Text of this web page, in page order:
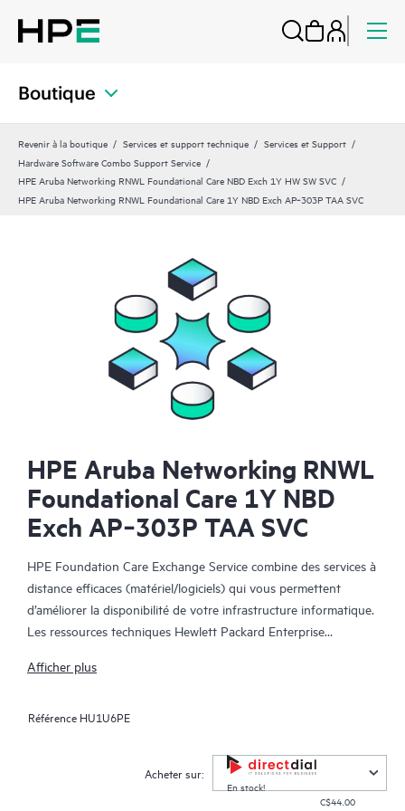
Boutique
Revenir à la boutique Services et support technique
Services et Support
Hardware Software Combo Support Service
HPE Aruba Networking RNWL Foundational Care NBD Exch 1Y HW SW SVC
HPE Aruba Networking RNWL Foundational Care 1Y NBD Exch AP‑303P TAA SVC
HPE Aruba Networking RNWL
Foundational Care 1Y NBD
Exch AP‑303P TAA SVC
HPE Foundation Care Exchange Service combine des services à
distance efficaces (matériel/logiciels) qui vous permettent
d’améliorer la disponibilité de votre infrastructure informatique.
Les ressources techniques Hewlett Packard Enterprise
problèmes matériels et logiciels survenus sur vos produits HPE.
Le service d’échange matériel propose un échange de pièces
éligibles. Alternative pratique et économique au support
technique sur site, HPE Foundation Care Exchange cible plus
spécifiquement les produits faciles à expédier et dont vous
Afficher plus
Référence HU1U6PE
Acheter sur:
En stock!
C$44.00